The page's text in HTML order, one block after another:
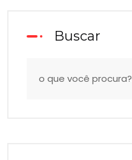
Buscar